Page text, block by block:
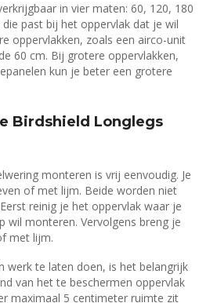
in vier maten: 60, 120, 180
past bij het oppervlak dat je wil
oppervlakken, zoals een airco-unit
60 cm. Bij grotere oppervlakken,
kun je beter een grotere
Birdshield Longlegs
monteren is vrij eenvoudig. Je
of met lijm. Beide worden niet
reinig je het oppervlak waar je
wil monteren. Vervolgens breng je
met lijm.
werk te laten doen, is het belangrijk
van het te beschermen oppervlak
maximaal 5 centimeter ruimte zit